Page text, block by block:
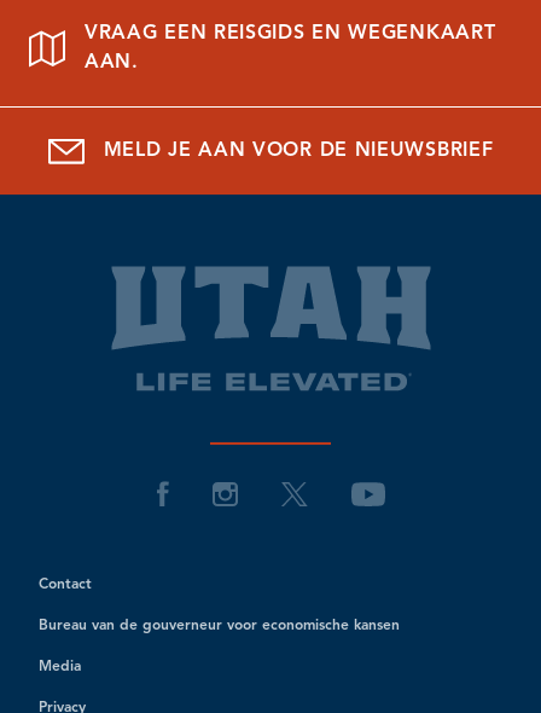
VRAAG EEN REISGIDS EN WEGENKAART
AAN.
MELD JE AAN VOOR DE NIEUWSBRIEF
Contact
Bureau van de gouverneur voor economische kansen
Media
Privacy